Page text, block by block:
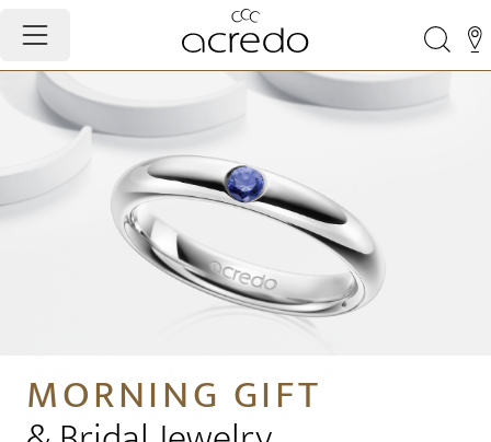
MORNING GIFT